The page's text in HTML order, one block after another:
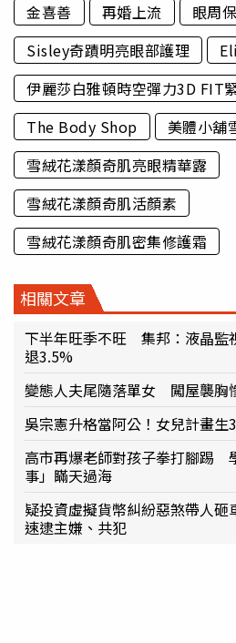
金喜善 再婚上流 眼周
Sisley奇蹟明亮眼部護理
伊麗莎白雅頓時空彈力3D FIT
The Body Shop
美體小舖
雪絨花漾顏奇肌亮眼精華露
雪絨花漾顏奇肌活顏素
雪絨花漾顏奇肌密集修護霜
相關文章
下半年旺季不旺 集邦：液晶監
退3.5%
變態人夫尾隨落單女 闖屋襲胸
吳宗憲升格當阿公！女兒計畫
高市再爆老師對孩子拳打腳踢
事」瞞天過海
疑投資虛擬貨幣糾紛惡煞帶人
速逮主嫌、共犯